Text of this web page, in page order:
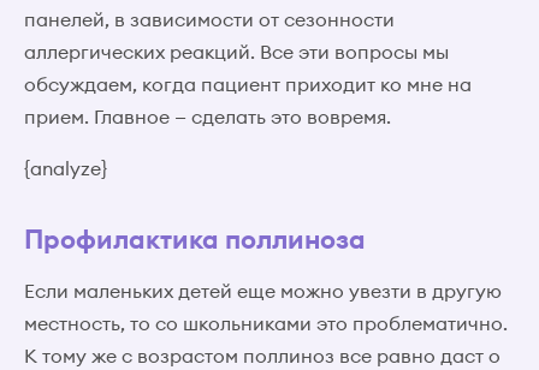
панелей, в зависимости от сезонности
аллергических реакций. Все эти вопросы мы
обсуждаем, когда пациент приходит ко мне на
прием. Главное — сделать это вовремя.
{analyze}
Профилактика поллиноза
Если маленьких детей еще можно увезти в другую
местность, то со школьниками это проблематично.
К тому же с возрастом поллиноз все равно даст о